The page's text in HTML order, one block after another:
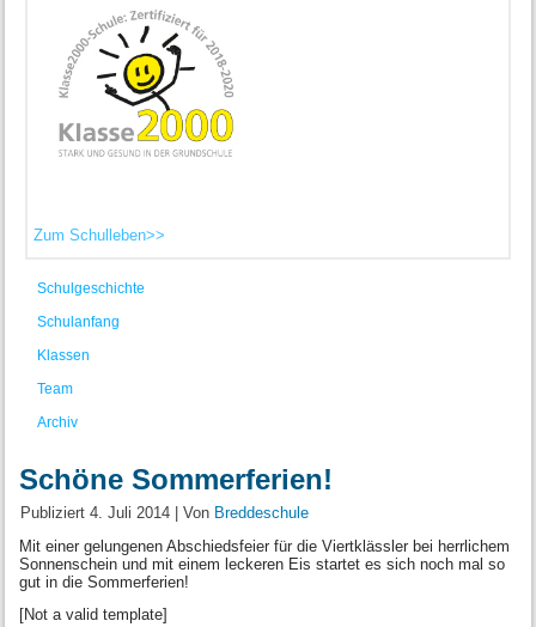
Zum Schulleben>>
Schulgeschichte
Schulanfang
Klassen
Team
Archiv
Schöne Sommerferien!
Publiziert 4. Juli 2014 |Von Breddeschule
Mit einer gelungenen Abschiedsfeier für die Viertklässler bei herrlichem
Sonnenschein und mit einem leckeren Eis startet es sich noch mal so
gut in die Sommerferien!
[Not a valid template]